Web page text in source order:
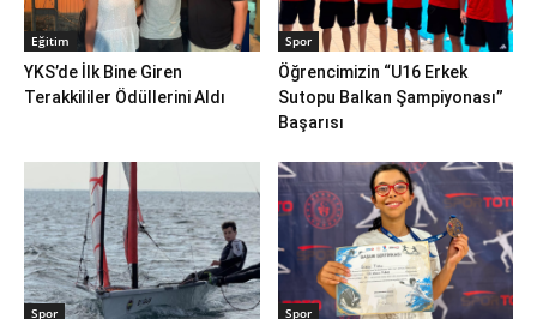
Eğitim
YKS’de İlk Bine Giren
Terakkililer Ödüllerini Aldı
Spor
Öğrencimizin “U16 Erkek
Sutopu Balkan Şampiyonası”
Başarısı
Spor Spor